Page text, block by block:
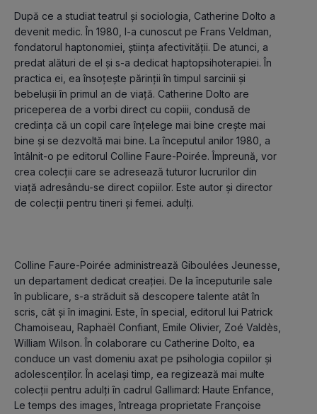
După ce a studiat teatrul și sociologia, Catherine Dolto a
devenit medic. În 1980, l-a cunoscut pe Frans Veldman,
fondatorul haptonomiei, știința afectivității. De atunci, a
predat alături de el și s-a dedicat haptopsihoterapiei. În
practica ei, ea însoțește părinții în timpul sarcinii și
bebelușii în primul an de viață. Catherine Dolto are
priceperea de a vorbi direct cu copiii, condusă de
credința că un copil care înțelege mai bine crește mai
bine și se dezvoltă mai bine. La începutul anilor 1980, a
întâlnit-o pe editorul Colline Faure-Poirée. Împreună, vor
crea colecții care se adresează tuturor lucrurilor din
viață adresându-se direct copiilor. Este autor și director
Colline Faure-Poirée administrează Giboulées Jeunesse,
un departament dedicat creației. De la începuturile sale
în publicare, s-a străduit să descopere talente atât în ​​
scris, cât și în imagini. Este, în special, editorul lui Patrick
Chamoiseau, Raphaël Confiant, Emile Olivier, Zoé Valdès,
William Wilson. În colaborare cu Catherine Dolto, ea
conduce un vast domeniu axat pe psihologia copiilor și
adolescenților. În același timp, ea regizează mai multe
colecții pentru adulți în cadrul Gallimard: Haute Enfance,
Le temps des images, întreaga proprietate Françoise